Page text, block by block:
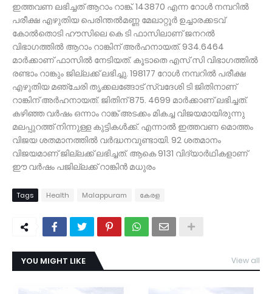
ഇത്തവണ ലഭിച്ചത് ആറാം റാങ്ക്. 143870 എന്ന റോള്‍ നമ്പറില്‍
പരീക്ഷ എഴുതിയ പെരിന്തല്‍മണ്ണ മേലാറ്റൂര്‍ ഉച്ചാരക്കടവ്
കോല്‍തൊടി ഹൗസിലെ കെ ടി ഫാസിലാണ് ജനറല്‍
വിഭാഗത്തില്‍ ആറാം റാങ്കിന് അര്‍ഹനായത്. 934.6464
മാര്‍ക്കാണ് ഫാസില്‍ നേടിയത്. കൂടാതെ എസ് സി വിഭാഗത്തില്‍
രണ്ടാം റാങ്കും ജില്ലക്ക് ലഭിച്ചു. 198177 റോള്‍ നമ്പറില്‍ പരീക്ഷ
എഴുതിയ മഞ്ചേരി തൃക്കലങ്ങോട് സ്വദേശി ടി ജിതിനാണ്
റാങ്കിന് അര്‍ഹനായത്. ജിതിന് 875. 4699 മാര്‍ക്കാണ് ലഭിച്ചത്.
കഴിഞ്ഞ വര്‍ഷം ഒന്നാം റാങ്ക് അടക്കം മികച്ച വിജയമായിരുന്നു
മലപ്പുറത്ത് നിന്നുള്ള കുട്ടികള്‍ക്ക്. എന്നാല്‍ ഇത്തവണ മൊത്തം
വിജയ ശതമാനത്തില്‍ വര്‍ദ്ധനവുണ്ടായി. 92 ശതമാനം
വിജയമാണ് ജില്ലക്ക് ലഭിച്ചത്. ആകെ 9131 വിദ്യാര്‍ഥികളാണ്
ഈ വര്‍ഷം പജില്ലക്ക് റാങ്കിന്‍ മധുരം
Tags Health Malappuram കേരള
YOU MIGHT LIKE View all